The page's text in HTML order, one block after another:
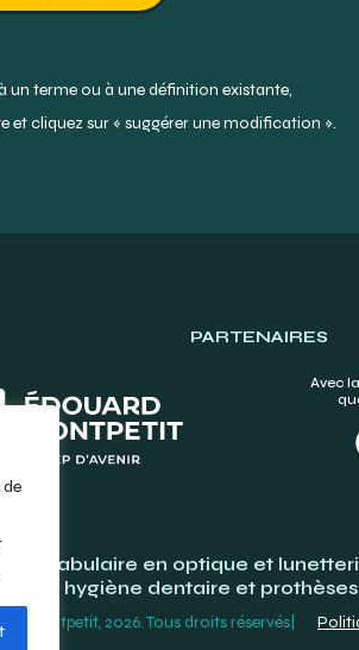
terme ou à une définition existante,
et cliquez sur « suggérer une modification ».
PARTENAIRES
Avec
Vocabulaire en optique et
hygiène dentaire et
Montpetit, 2026. Tous droits réservés